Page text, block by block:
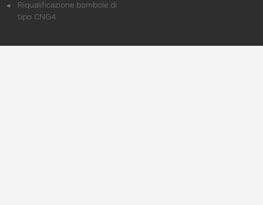
Riqualificazione bombole di
tipo CNG4